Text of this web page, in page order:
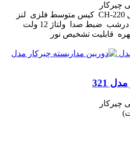
چیرکار
دوربین مداربسته چیرکار مدل CH-220 کیس متوسط فلزی لنز
3.6-3 میلی متری قابلیت دید درشب ضبط صدا ولتاژ 12 ولت
قابلیت تشخیص نور
321
چیرکار